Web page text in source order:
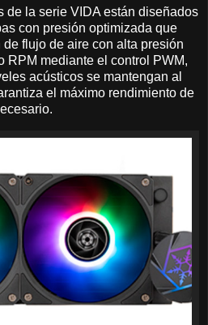
de la serie VIDA están diseñados
con presión optimizada que
flujo de aire con alta presión
RPM mediante el control PWM,
acústicos se mantengan al
el máximo rendimiento de